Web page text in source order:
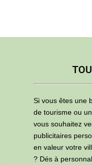
Si vous êtes une
de tourisme ou
vous souhaitez
publicitaires
en valeur votre
? Dés à